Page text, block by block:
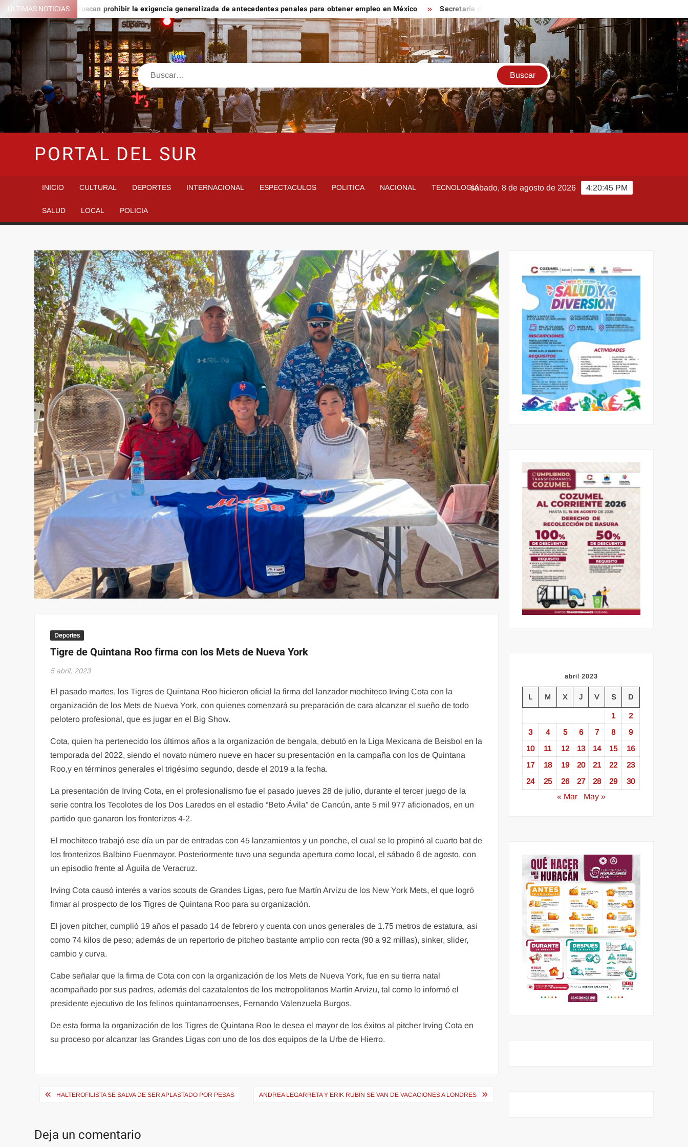
Saltar
al
contenido
ÚLTIMAS NOTICIASBuscan prohibir la exigencia generalizada de antecedentes penales para obtener empleo en México Secretaría de Salud descarta brote activo de ciclosporiasis en México y pide
Buscar
PORTAL DEL SUR
INICIO CULTURAL DEPORTES INTERNACIONAL ESPECTACULOS POLITICA NACIONAL TECNOLOGÍA
SALUD LOCAL POLICIA
4:20:46 PM
sábado, 8 de agosto de 2026
Deportes
Tigre de Quintana Roo firma con los Mets de Nueva York
5 abril, 2023
El pasado martes, los Tigres de Quintana Roo hicieron oficial la firma del lanzador mochiteco Irving Cota con la
organización de los Mets de Nueva York, con quienes comenzará su preparación de cara alcanzar el sueño de todo
pelotero profesional, que es jugar en el Big Show.
Cota, quien ha pertenecido los últimos años a la organización de bengala, debutó en la Liga Mexicana de Beisbol en la
temporada del 2022, siendo el novato número nueve en hacer su presentación en la campaña con los de Quintana
Roo,y en términos generales el trigésimo segundo, desde el 2019 a la fecha.
La presentación de Irving Cota, en el profesionalismo fue el pasado jueves 28 de julio, durante el tercer juego de la
serie contra los Tecolotes de los Dos Laredos en el estadio “Beto Ávila” de Cancún, ante 5 mil 977 aficionados, en un
partido que ganaron los fronterizos 4-2.
El mochiteco trabajó ese día un par de entradas con 45 lanzamientos y un ponche, el cual se lo propinó al cuarto bat de
los fronterizos Balbino Fuenmayor. Posteriormente tuvo una segunda apertura como local, el sábado 6 de agosto, con
un episodio frente al Águila de Veracruz.
Irving Cota causó interés a varios scouts de Grandes Ligas, pero fue Martín Arvizu de los New York Mets, el que logró
firmar al prospecto de los Tigres de Quintana Roo para su organización.
El joven pitcher, cumplió 19 años el pasado 14 de febrero y cuenta con unos generales de 1.75 metros de estatura, así
como 74 kilos de peso; además de un repertorio de pitcheo bastante amplio con recta (90 a 92 millas), sinker, slider,
cambio y curva.
Cabe señalar que la firma de Cota con con la organización de los Mets de Nueva York, fue en su tierra natal
acompañado por sus padres, además del cazatalentos de los metropolitanos Martín Arvizu, tal como lo informó el
presidente ejecutivo de los felinos quintanarroenses, Fernando Valenzuela Burgos.
De esta forma la organización de los Tigres de Quintana Roo le desea el mayor de los éxitos al pitcher Irving Cota en
su proceso por alcanzar las Grandes Ligas con uno de los dos equipos de la Urbe de Hierro.
Navegación
entradas
HALTEROFILISTA SE SALVA DE SER APLASTADO POR PESAS ANDREA LEGARRETA Y ERIK RUBÍN SE VAN DE VACACIONES A LONDRES
Deja un comentario
abril 2023
L M X J V S D
1
2
3
4 5 6 7 8
9
10
11 12 13 14 15
16
17
18 19 20 21 22
23
24
25 26 27 28 29
30
« Mar
May »